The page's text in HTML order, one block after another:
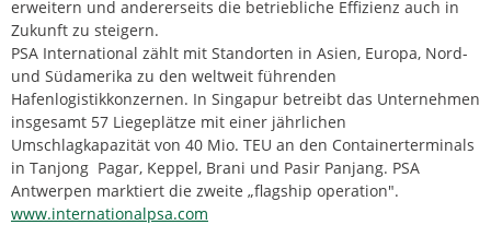
erweitern und andererseits die betriebliche Effizienz auch in
Zukunft zu steigern.
PSA International zählt mit Standorten in Asien, Europa, Nord-
und Südamerika zu den weltweit führenden
Hafenlogistikkonzernen. In Singapur betreibt das Unternehmen
insgesamt 57 Liegeplätze mit einer jährlichen
Umschlagkapazität von 40 Mio. TEU an den Containerterminals
in Tanjong Pagar, Keppel, Brani und Pasir Panjang. PSA
Antwerpen marktiert die zweite „flagship operation".
www.internationalpsa.com